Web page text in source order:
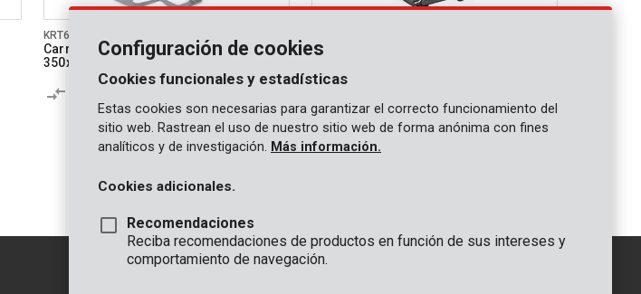
KRT670204
Carretilla de mano plegado rápido
350x485mm, 120kg
Carretilla de mano 320x255mm, 40kg
Configuración de cookies
Cookies funcionales y estadísticas
Estas cookies son necesarias para garantizar el correcto funcionamiento del
sitio web. Rastrean el uso de nuestro sitio web de forma anónima con fines
analíticos y de investigación. Más información.
Cookies adicionales.
Recomendaciones
Reciba recomendaciones de productos en función de sus intereses y
comportamiento de navegación.